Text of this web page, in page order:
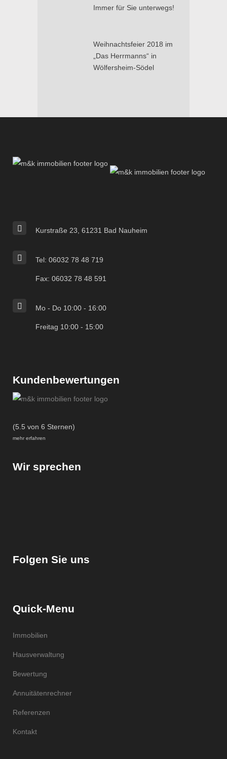
Immer für Sie unterwegs!
Weihnachtsfeier 2018 im
„Das Herrmanns“ in
Wölfersheim-Södel
Kurstraße 23, 61231 Bad Nauheim
Tel: 06032 78 48 719
Fax: 06032 78 48 591
Mo - Do 10:00 - 16:00
Freitag 10:00 - 15:00
Kundenbewertungen
(5.5 von 6 Sternen)
mehr erfahren
Wir sprechen
Folgen Sie uns
Quick-Menu
Immobilien
Hausverwaltung
Bewertung
Annuitätenrechner
Referenzen
Kontakt